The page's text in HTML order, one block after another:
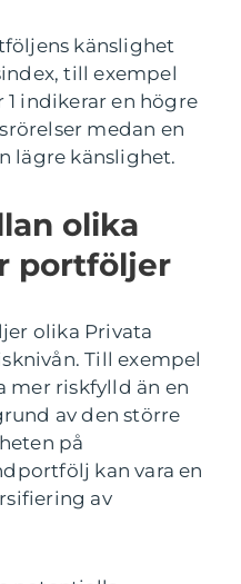
känslighet
till exempel
1 indikerar en högre
medan en
lägre känslighet.
olika
portföljer
olika Privata
Till exempel
mer riskfylld än en
av den större
på
kan vara en
av